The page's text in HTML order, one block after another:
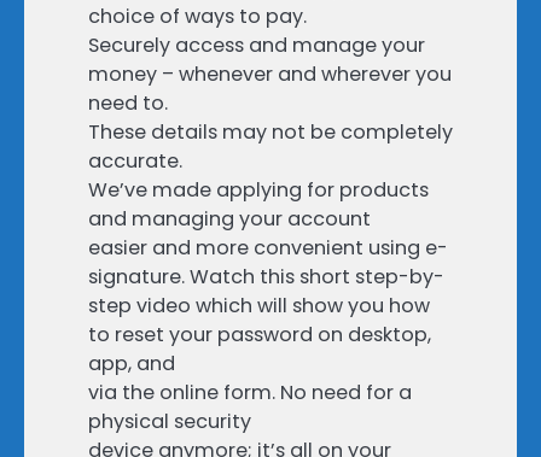
choice of ways to pay.
Securely access and manage your
money – whenever and wherever you
need to.
These details may not be completely
accurate.
We’ve made applying for products
and managing your account
easier and more convenient using e-
signature. Watch this short step-by-
step video which will show you how
to reset your password on desktop,
app, and
via the online form. No need for a
physical security
device anymore; it’s all on your